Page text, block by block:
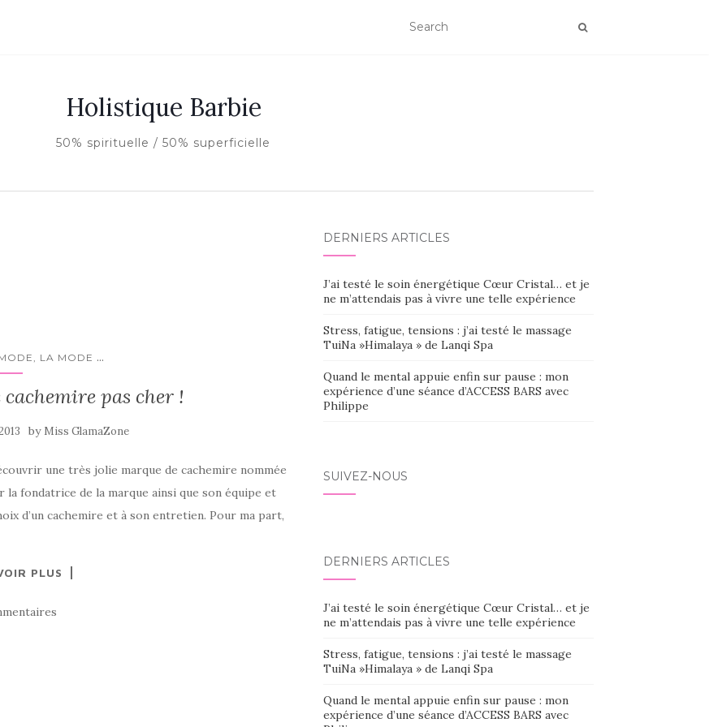
Holistique Barbie
50% spirituelle / 50% superficielle
LA MODE ...
pas cher !
by Miss GlamaZone
une très jolie marque de cachemire nommée
fondatrice de la marque ainsi que son équipe et
d’un cachemire et à son entretien. Pour ma part,
PLUS
DERNIERS ARTICLES
J’ai testé le soin énergétique Cœur Cristal… et je
ne m’attendais pas à vivre une telle expérience
Stress, fatigue, tensions : j’ai testé le massage
TuiNa »Himalaya » de Lanqi Spa
Quand le mental appuie enfin sur pause : mon
expérience d’une séance d’ACCESS BARS avec
Philippe
SUIVEZ-NOUS
DERNIERS ARTICLES
J’ai testé le soin énergétique Cœur Cristal… et je
ne m’attendais pas à vivre une telle expérience
Stress, fatigue, tensions : j’ai testé le massage
TuiNa »Himalaya » de Lanqi Spa
Quand le mental appuie enfin sur pause : mon
expérience d’une séance d’ACCESS BARS avec